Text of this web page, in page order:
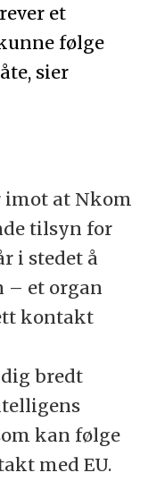
et
følge
sier
imot at Nkom
tilsyn for
i stedet å
– et organ
kontakt
bredt
kan følge
med EU.